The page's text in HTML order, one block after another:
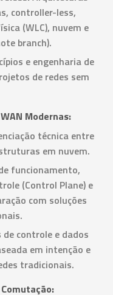
controller-less,
(WLC), nuvem e
branch).
e engenharia de
de redes sem
Modernas:
técnica entre
em nuvem.
funcionamento,
(Control Plane) e
com soluções
de controle e dados
em intenção e
tradicionais.